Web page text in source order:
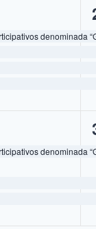
denominada
denominada